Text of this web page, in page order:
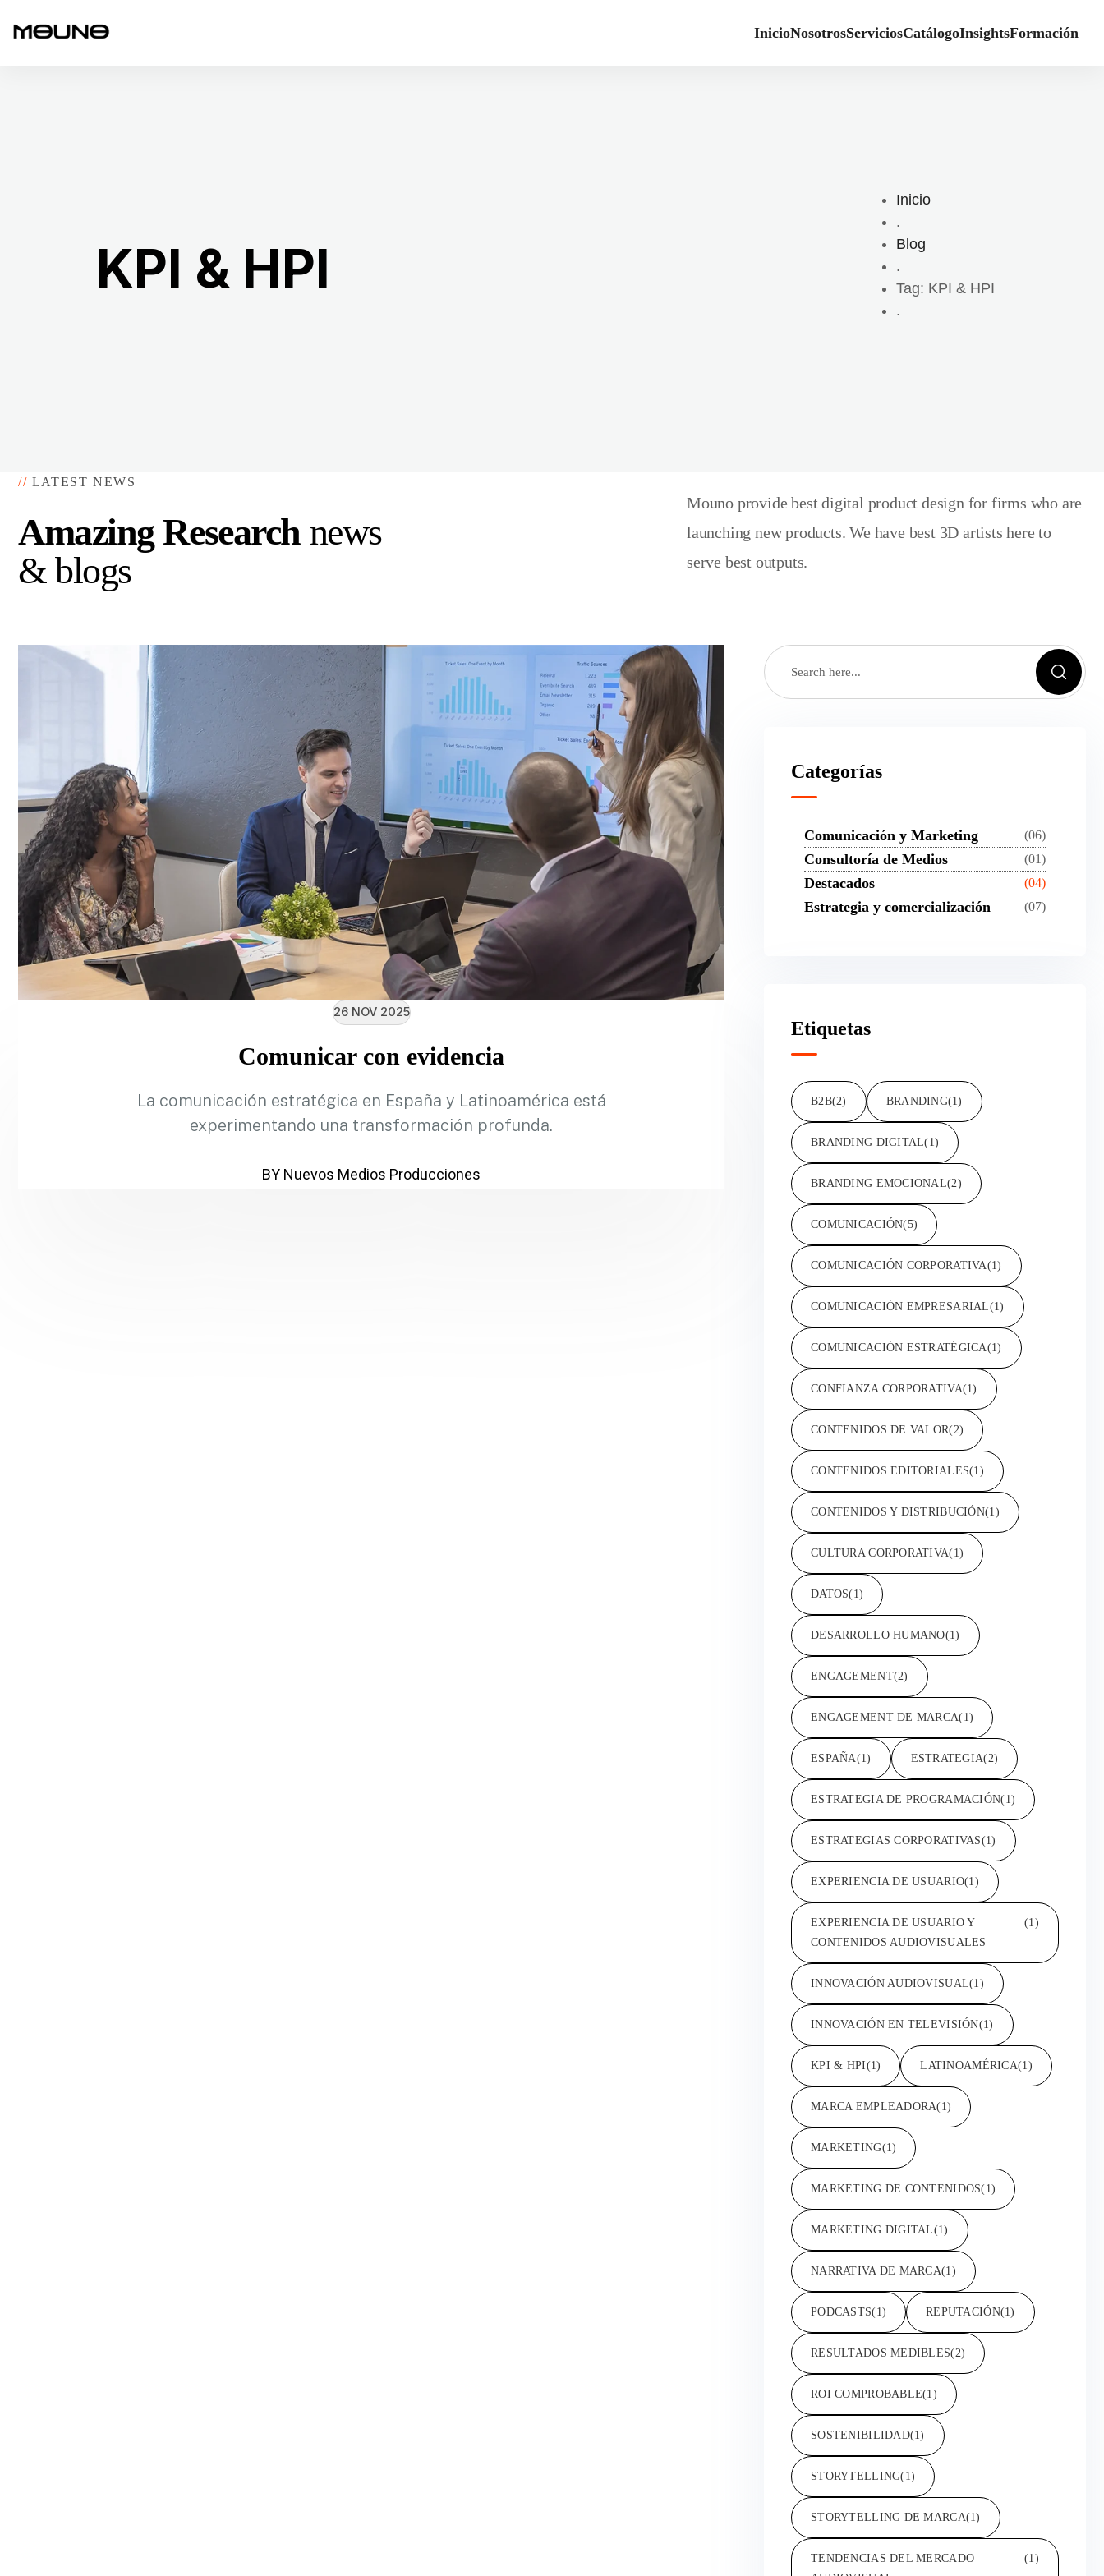
InicioNosotrosServiciosCatálogoInsightsFormación
KPI & HPI
Inicio
.
Blog
.
Tag: KPI & HPI
.
// LATEST NEWS
Amazing Researchnews
& blogs
Mouno provide best digital product design for firms who are
launching new products. We have best 3D artists here to
serve best outputs.
26 NOV 2025
Comunicar con evidencia
La comunicación estratégica en España y Latinoamérica está
experimentando una transformación profunda.
BY Nuevos Medios Producciones
Categorías
Comunicación y Marketing (06)
Consultoría de Medios (01)
Destacados (04)
Estrategia y comercialización (07)
Etiquetas
B2B(2) BRANDING(1)
BRANDING DIGITAL(1)
BRANDING EMOCIONAL(2)
COMUNICACIÓN(5)
COMUNICACIÓN CORPORATIVA(1)
COMUNICACIÓN EMPRESARIAL(1)
COMUNICACIÓN ESTRATÉGICA(1)
CONFIANZA CORPORATIVA(1)
CONTENIDOS DE VALOR(2)
CONTENIDOS EDITORIALES(1)
CONTENIDOS Y DISTRIBUCIÓN(1)
CULTURA CORPORATIVA(1)
DATOS(1)
DESARROLLO HUMANO(1)
ENGAGEMENT(2)
ENGAGEMENT DE MARCA(1)
ESPAÑA(1) ESTRATEGIA(2)
ESTRATEGIA DE PROGRAMACIÓN(1)
ESTRATEGIAS CORPORATIVAS(1)
EXPERIENCIA DE USUARIO(1)
EXPERIENCIA DE USUARIO Y
CONTENIDOS AUDIOVISUALES
(1)
INNOVACIÓN AUDIOVISUAL(1)
INNOVACIÓN EN TELEVISIÓN(1)
KPI & HPI(1) LATINOAMÉRICA(1)
MARCA EMPLEADORA(1)
MARKETING(1)
MARKETING DE CONTENIDOS(1)
MARKETING DIGITAL(1)
NARRATIVA DE MARCA(1)
PODCASTS(1) REPUTACIÓN(1)
RESULTADOS MEDIBLES(2)
ROI COMPROBABLE(1)
SOSTENIBILIDAD(1)
STORYTELLING(1)
STORYTELLING DE MARCA(1)
TENDENCIAS DEL MERCADO
(1)